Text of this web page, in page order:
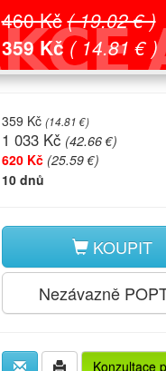
460 Kč ( 19.02 € )
359 Kč ( 14.81 € )
359 Kč (14.81 €)
1 033 Kč (42.66 €)
620 Kč (25.59 €)
10 dnů
KOUPIT
Nezávazně
Konzultace